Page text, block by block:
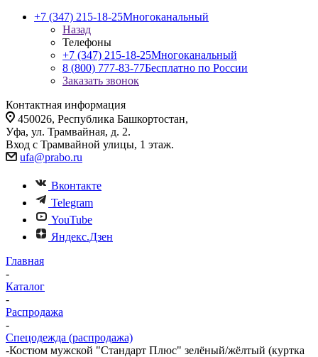
+7 (347) 215-18-25Многоканальный
Назад
Телефоны
+7 (347) 215-18-25Многоканальный
8 (800) 777-83-77Бесплатно по России
Заказать звонок
Контактная информация
450026, Республика Башкортостан,
Уфа, ул. Трамвайная, д. 2.
Вход с Трамвайной улицы, 1 этаж.
ufa@prabo.ru
Вконтакте
Telegram
YouTube
Яндекс.Дзен
Главная
-
Каталог
-
Распродажа
-
Спецодежда (распродажа)
-Костюм мужской "Стандарт Плюс" зелёный/жёлтый (куртка